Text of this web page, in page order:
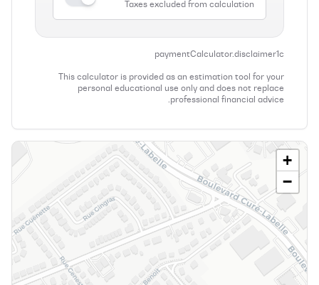
Taxes excluded from calculation
paymentCalculator.disclaimer1c
This calculator is provided as an estimation tool for your
personal educational use only and does not replace
professional financial advice.
+
−